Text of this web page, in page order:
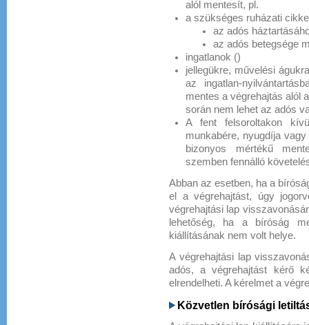
alól mentesít, pl.
a szükséges ruházati
az adós
az adós betegsége
ingatlanok ()
jellegükre, művelési
az ingatlan-
mentes a végrehajtás alól
során nem lehet az adós
A fent felsoroltakon
munkabére, nyugdíja
bizonyos mértékű
szemben fennálló
Abban az esetben, ha a
el a végrehajtást, úgy
végrehajtási lap
lehetőség, ha a bíróság
kiállításának nem volt helye.
A végrehajtási lap
adós, a végrehajtást kérő
elrendelheti. A kérelmet a
Közvetlen bírósági